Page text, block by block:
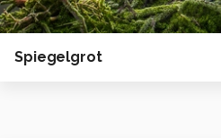
Spiegelgrot